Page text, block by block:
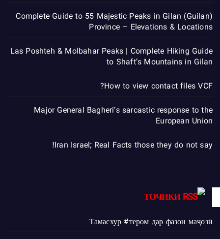
Complete Guide to 55 Majestic Peaks in Gilan (Guilan)
Province – Elevations & Locations
Las Poshteh & Molbahar Peaks | Complete Hiking Guide
to Shaft’s Mountains in Gilan
How to view contact files VCF?
Major General Bagheri’s sarcastic response to the
European Union
Iran Israel; Real Facts those they do not say!
ТОЧИКИ
Тамасхур #тером дар фазои маҷозӣ